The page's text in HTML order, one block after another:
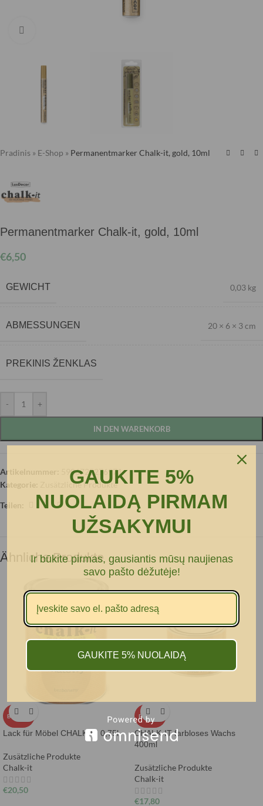
Pradinis » E-Shop » Permanentmarker Chalk-it, gold, 10ml
Permanentmarker Chalk-it, gold, 10ml
€6,50
GEWICHT 0,03 kg
ABMESSUNGEN 20 × 6 × 3 cm
PREKINIS ŽENKLAS
- +
IN DEN WARENKORB
Artikelnummer:
5906725276971
Kategorie:
Zusätzliche Produkte
Teilen:
Ähnliche Produkte
BELIEBT
Lack für Möbel CHALK-IT 0,75l
Zusätzliche Produkte
Chalk-it
€20,50
BELIEBT
CHALK-IT farbloses Wachs
400ml
Zusätzliche Produkte
Chalk-it
€17,80
GAUKITE 5%
NUOLAIDĄ PIRMAM
UŽSAKYMUI
Ir būkite pirmas, gausiantis mūsų naujienas
savo pašto dėžutėje!
GAUKITE 5% NUOLAIDĄ